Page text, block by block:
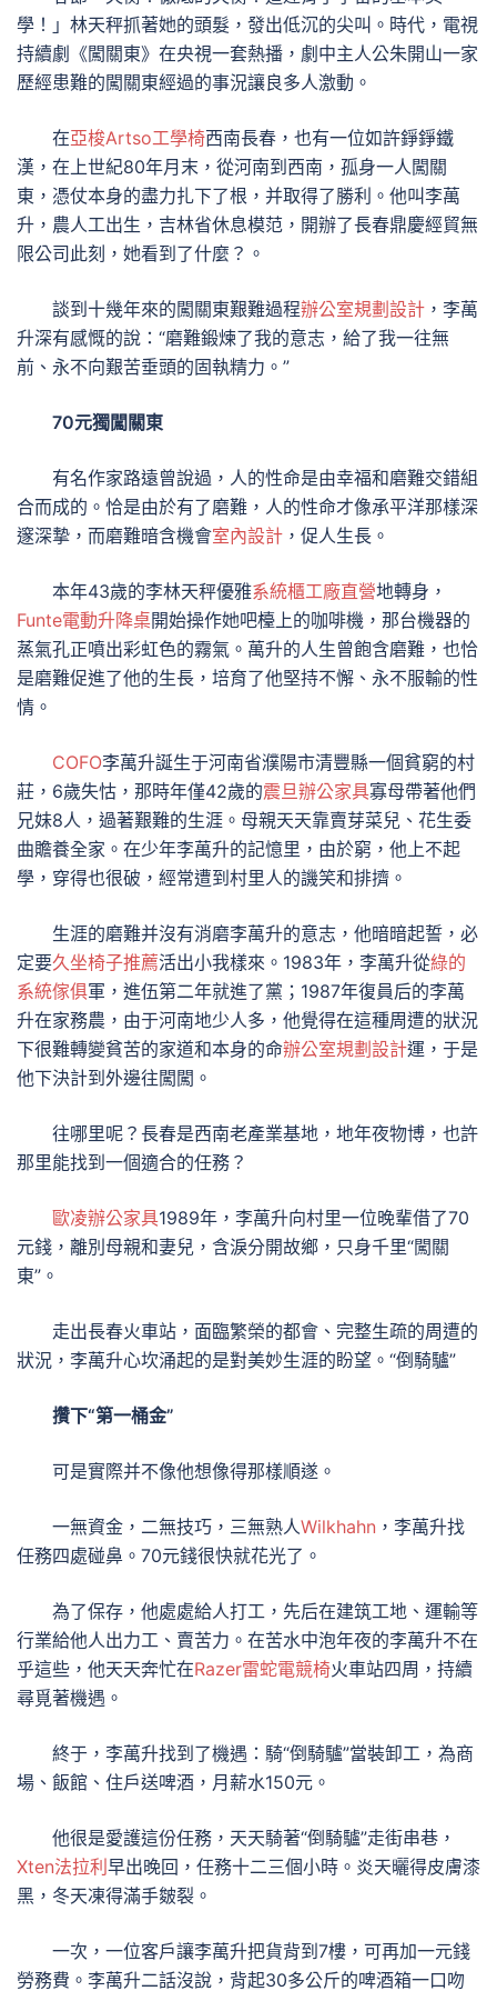
學！」林天秤抓著她的頭髮，發出低沉的尖叫。時代，電視
持續劇《闖關東》在央視一套熱播，劇中主人公朱開山一家
歷經患難的闖關東經過的事況讓良多人激動。
在亞梭Artso工學椅西南長春，也有一位如許錚錚鐵
漢，在上世紀80年月末，從河南到西南，孤身一人闖關
東，憑仗本身的盡力扎下了根，并取得了勝利。他叫李萬
升，農人工出生，吉林省休息模范，開辦了長春鼎慶經貿無
限公司此刻，她看到了什麼？。
談到十幾年來的闖關東艱難過程辦公室規劃設計 ，李萬
升深有感慨的說：“磨難鍛煉了我的意志，給了我一往無
前、永不向艱苦垂頭的固執精力。”
70元獨闖關東
有名作家路遠曾說過，人的性命是由幸福和磨難交錯組
合而成的。恰是由於有了磨難，人的性命才像承平洋那樣深
邃深摯，而磨難暗含機會室內設計 ，促人生長。
本年43歲的李林天秤優雅系統櫃工廠直營地轉身，
Funte電動升降桌開始操作她吧檯上的咖啡機，那台機器的
蒸氣孔正噴出彩虹色的霧氣。萬升的人生曾飽含磨難，也恰
是磨難促進了他的生長，培育了他堅持不懈、永不服輸的性
情。
COFO李萬升誕生于河南省濮陽市清豐縣一個貧窮的村
莊，6歲失怙，那時年僅42歲的震旦辦公家具寡母帶著他們
兄妹8人，過著艱難的生涯。母親天天靠賣芽菜兒、花生委
曲贍養全家。在少年李萬升的記憶里，由於窮，他上不起
學，穿得也很破，經常遭到村里人的譏笑和排擠。
生涯的磨難并沒有消磨李萬升的意志，他暗暗起誓，必
定要久坐椅子推薦活出小我樣來。1983年，李萬升從綠的
系統傢俱軍，進伍第二年就進了黨；1987年復員后的李萬
升在家務農，由于河南地少人多，他覺得在這種周遭的狀況
下很難轉變貧苦的家道和本身的命辦公室規劃設計運，于是
他下決計到外邊往闖闖。
往哪里呢？長春是西南老產業基地，地年夜物博，也許
那里能找到一個適合的任務？
歐凌辦公家具1989年，李萬升向村里一位晚輩借了70
元錢，離別母親和妻兒，含淚分開故鄉，只身千里“闖關
東”。
走出長春火車站，面臨繁榮的都會、完整生疏的周遭的
狀況，李萬升心坎涌起的是對美妙生涯的盼望。“倒騎驢”
攢下“第一桶金”
可是實際并不像他想像得那樣順遂。
一無資金，二無技巧，三無熟人Wilkhahn ，李萬升找
任務四處碰鼻。70元錢很快就花光了。
為了保存，他處處給人打工，先后在建筑工地、運輸等
行業給他人出力工、賣苦力。在苦水中泡年夜的李萬升不在
乎這些，他天天奔忙在Razer雷蛇電競椅火車站四周，持續
尋覓著機遇。
終于，李萬升找到了機遇：騎“倒騎驢”當裝卸工，為商
場、飯館、住戶送啤酒，月薪水150元。
他很是愛護這份任務，天天騎著“倒騎驢”走街串巷，
Xten法拉利 早出晚回，任務十二三個小時。炎天曬得皮膚漆
黑，冬天凍得滿手皴裂。
一次，一位客戶讓李萬升把貨背到7樓，可再加一元錢
勞務費。李萬升二話沒說，背起30多公斤的啤酒箱一口吻